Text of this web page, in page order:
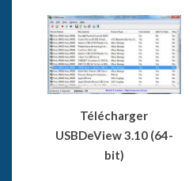
Télécharger
USBDeView 3.10 (64-
bit)